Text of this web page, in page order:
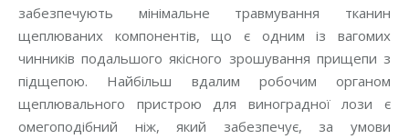
забезпечують мінімальне травмування тканин
щеплюваних компонентів, що є одним із вагомих
чинників подальшого якісного зрошування прищепи з
підщепою. Найбільш вдалим робочим органом
щеплювального пристрою для виноградної лози є
омегоподібний ніж, який забезпечує, за умови